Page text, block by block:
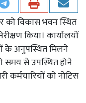
को विकास भवन स्थित
किया। कार्यालयों
के अनुपस्थित मिलने
समय से उपस्थित होने
कर्मचारियों को नोटिस